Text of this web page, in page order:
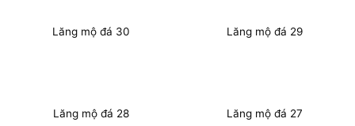
Lăng mộ đá 30 Lăng mộ đá 29
Lăng mộ đá 28 Lăng mộ đá 27